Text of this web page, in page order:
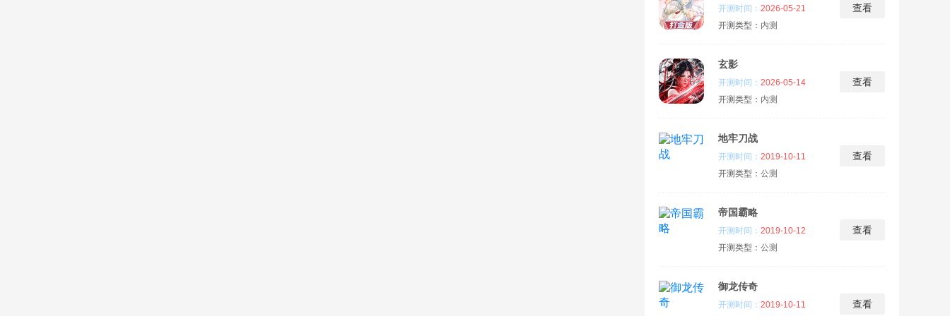
开测时间： 2026-05-21
开测类型： 内测
查看
玄影
开测时间： 2026-05-14
开测类型： 内测
查看
地牢刀战
开测时间： 2019-10-11
开测类型： 公测
查看
帝国霸略
开测时间： 2019-10-12
开测类型： 公测
查看
御龙传奇
开测时间： 2019-10-11 查看